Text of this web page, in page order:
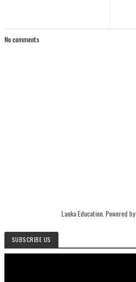
No comments
Lanka Education. Powered by
SUBSCRIBE US